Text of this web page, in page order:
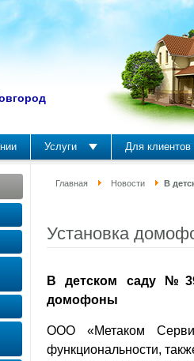
Услуги Для клиентов
Главная Новости В
Установка
В детском саду
домофоны
ООО «Метаком
функциональности,